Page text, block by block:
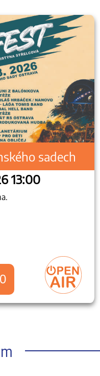
sadech
13:00